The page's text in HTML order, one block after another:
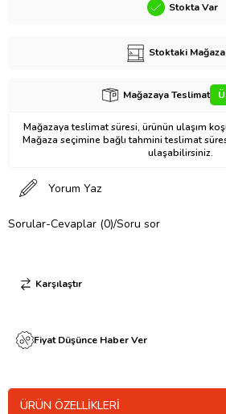
Stokta Var
Stoktaki
Mağazaya Teslimat
Mağazaya teslimat süresi, ürünün ulaşım
Mağaza seçimine bağlı tahmini teslimat
ulaşabilirsiniz.
Yorum Yaz
Sorular-Cevaplar (0)/Soru sor
Karşılaştır
Fiyat Düşünce Haber Ver
ÜRÜN ÖZELLIKLERI